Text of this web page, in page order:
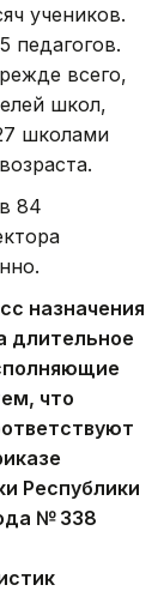
учеников.
педагогов.
всего,
школ,
школами
84
назначения
длительное
что
Республики
№ 338